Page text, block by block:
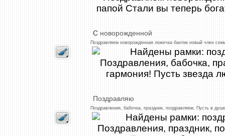
Сноворожденной
Поздравляем новорожденная ложечка бантик новый член
Поздравляю
Поздравления, бабочка, праздник, поздравляем, Пустьв душе